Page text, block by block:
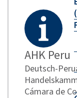
AHK Peru
Deutsch-
Cámara de